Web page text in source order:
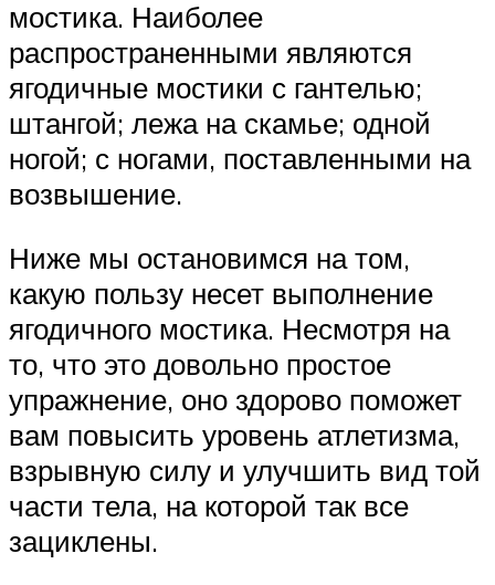
мостика. Наиболее
распространенными являются
ягодичные мостики с гантелью;
штангой; лежа на скамье; одной
ногой; с ногами, поставленными на
возвышение.
Ниже мы остановимся на том,
какую пользу несет выполнение
ягодичного мостика. Несмотря на
то, что это довольно простое
упражнение, оно здорово поможет
вам повысить уровень атлетизма,
взрывную силу и улучшить вид той
части тела, на которой так все
зациклены.